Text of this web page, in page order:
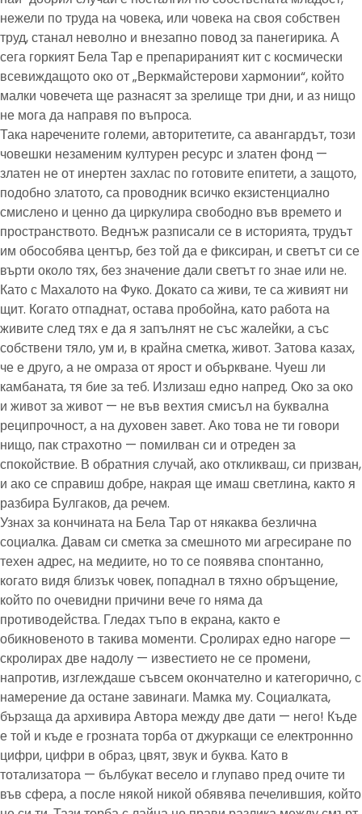
нежели по труда на човека, или човека на своя собствен
труд, станал неволно и внезапно повод за панегирика. А
сега горкият Бела Тар е препарираният кит с космически
всевиждащото око от „Веркмайстерови хармонии“, който
малки човечета ще разнасят за зрелище три дни, и аз нищо
не мога да направя по въпроса.
Така наречените големи, авторитетите, са авангардът, този
човешки незаменим културен ресурс и златен фонд —
златен не от инертен захлас по готовите епитети, а защото,
подобно златото, са проводник всичко екзистенциално
смислено и ценно да циркулира свободно във времето и
пространството. Веднъж разписали се в историята, трудът
им обособява център, без той да е фиксиран, и светът си се
върти около тях, без значение дали светът го знае или не.
Като с Махалото на Фуко. Докато са живи, те са живият ни
щит. Когато отпаднат, остава пробойна, като работа на
живите след тях е да я запълнят не със жалейки, а със
собствени тяло, ум и, в крайна сметка, живот. Затова казах,
че е друго, а не омраза от ярост и объркване. Чуеш ли
камбаната, тя бие за теб. Излизаш едно напред. Око за око
и живот за живот — не във вехтия смисъл на буквална
реципрочност, а на духовен завет. Ако това не ти говори
нищо, пак страхотно — помилван си и отреден за
спокойствие. В обратния случай, ако откликваш, си призван,
и ако се справиш добре, накрая ще имаш светлина, както я
разбира Булгаков, да речем.
Узнах за кончината на Бела Тар от някаква безлична
социалка. Давам си сметка за смешното ми агресиране по
техен адрес, на медиите, но то се появява спонтанно,
когато видя близък човек, попаднал в тяхно обръщение,
който по очевидни причини вече го няма да
противодейства. Гледах тъпо в екрана, както е
обикновеното в такива моменти. Сролирах едно нагоре —
скролирах две надолу — известието не се промени,
напротив, изглеждаше съвсем окончателно и категорично, с
намерение да остане завинаги. Мамка му. Социалката,
бързаща да архивира Автора между две дати — него! Къде
е той и къде е грозната торба от джуркащи се електроннно
цифри, цифри в образ, цвят, звук и буква. Като в
тотализатора — бълбукат весело и глупаво пред очите ти
във сфера, а после някой никой обявява печелившия, който